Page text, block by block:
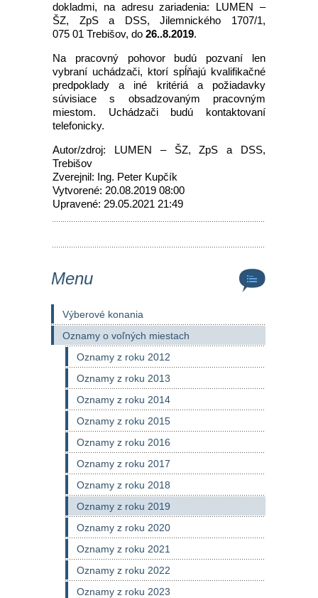
dokladmi, na adresu zariadenia: LUMEN –
ŠZ, ZpS a DSS, Jilemnického 1707/1,
075 01 Trebišov, do 26..8.2019.
Na pracovný pohovor budú pozvaní len
vybraní uchádzači, ktorí spĺňajú kvalifikačné
predpoklady a iné kritériá a požiadavky
súvisiace s obsadzovaným pracovným
miestom. Uchádzači budú kontaktovaní
telefonicky.
Autor/zdroj: LUMEN – ŠZ, ZpS a DSS,
Trebišov
Zverejnil: Ing. Peter Kupčík
Vytvorené: 20.08.2019 08:00
Upravené: 29.05.2021 21:49
Menu
Výberové konania
Oznamy o voľných miestach
Oznamy z roku 2012
Oznamy z roku 2013
Oznamy z roku 2014
Oznamy z roku 2015
Oznamy z roku 2016
Oznamy z roku 2017
Oznamy z roku 2018
Oznamy z roku 2019
Oznamy z roku 2020
Oznamy z roku 2021
Oznamy z roku 2022
Oznamy z roku 2023